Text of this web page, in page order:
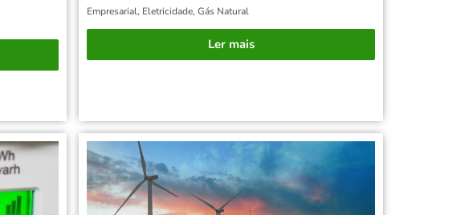
Empresarial, Eletricidade, Gás Natural
Ler mais